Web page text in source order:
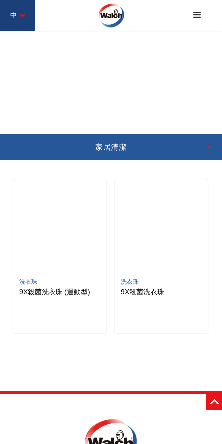
中
家居清潔
洗衣珠
9X殺菌洗衣珠 (運動型)
洗衣珠
9X殺菌洗衣珠